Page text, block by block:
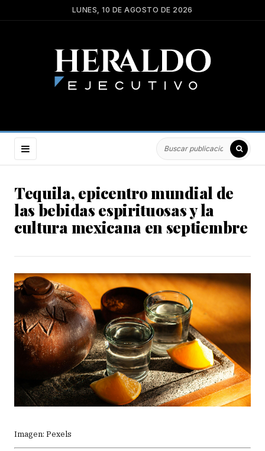
LUNES, 10 DE AGOSTO DE 2026
Tequila, epicentro mundial de
las bebidas espirituosas y la
cultura mexicana en septiembre
Imagen: Pexels